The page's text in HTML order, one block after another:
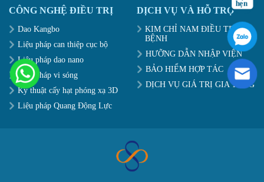
CÔNG NGHỆ ĐIỀU TRỊ
Dao Kangbo
Liệu pháp can thiệp cục bộ
Liệu pháp dao nano
Liệu pháp vi sóng
Kỹ thuật cấy hạt phóng xạ 3D
Liệu pháp Quang Động Lực
DỊCH VỤ VÀ HỖ TRỢ
KIM CHỈ NAM ĐIỀU TRỊ
BỆNH
HƯỠNG DẪN NHẬP VIỆN
BẢO HIỂM HỢP TÁC
DỊCH VỤ GIÁ TRỊ GIA TĂNG